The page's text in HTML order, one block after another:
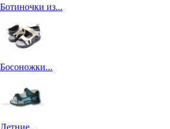
Ботиночки из...
Босоножки...
Летние...